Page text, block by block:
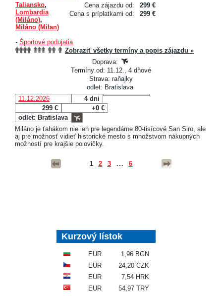
Cena zájazdu od:
299 €
Cena s príplatkami od:
299 €
Taliansko,
Lombardia
(Miláno),
Miláno (Milan)
- Športové podujatia
Zobraziť všetky termíny a popis zájazdu »
Doprava:
Termíny od: 11.12., 4 dňové
Strava: raňajky
odlet: Bratislava
11.12.2026
4 dni
299 €
+0 €
odlet: Bratislava
Miláno je ťahákom nie len pre legendárne 80-tisícové San Siro, ale
aj pre možnosť vidieť historické mesto s množstvom nákupných
možností pre krajšie polovičky.
1 2 3 ... 6
Kurzový lístok
EUR
1,96 BGN
EUR
24,20 CZK
EUR
7,54 HRK
EUR
54,97 TRY